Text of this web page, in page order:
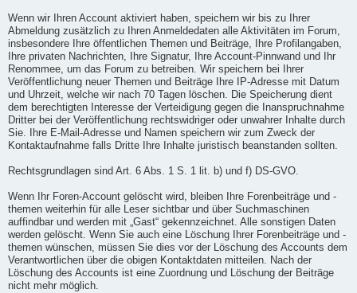
Wenn wir Ihren Account aktiviert haben, speichern wir bis zu Ihrer
Abmeldung zusätzlich zu Ihren Anmeldedaten alle Aktivitäten im Forum,
insbesondere Ihre öffentlichen Themen und Beiträge, Ihre Profilangaben,
Ihre privaten Nachrichten, Ihre Signatur, Ihre Account-Pinnwand und Ihr
Renommee, um das Forum zu betreiben. Wir speichern bei Ihrer
Veröffentlichung neuer Themen und Beiträge Ihre IP-Adresse mit Datum
und Uhrzeit, welche wir nach 70 Tagen löschen. Die Speicherung dient
dem berechtigten Interesse der Verteidigung gegen die Inanspruchnahme
Dritter bei der Veröffentlichung rechtswidriger oder unwahrer Inhalte durch
Sie. Ihre E-Mail-Adresse und Namen speichern wir zum Zweck der
Kontaktaufnahme falls Dritte Ihre Inhalte juristisch beanstanden sollten.
Rechtsgrundlagen sind Art. 6 Abs. 1 S. 1 lit. b) und f) DS-GVO.
Wenn Ihr Foren-Account gelöscht wird, bleiben Ihre Forenbeiträge und -
themen weiterhin für alle Leser sichtbar und über Suchmaschinen
auffindbar und werden mit „Gast“ gekennzeichnet. Alle sonstigen Daten
werden gelöscht. Wenn Sie auch eine Löschung Ihrer Forenbeiträge und -
themen wünschen, müssen Sie dies vor der Löschung des Accounts dem
Verantwortlichen über die obigen Kontaktdaten mitteilen. Nach der
Löschung des Accounts ist eine Zuordnung und Löschung der Beiträge
nicht mehr möglich.